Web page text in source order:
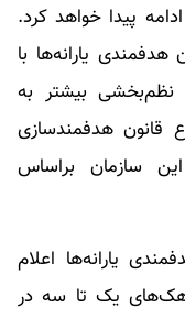
۱۷ اردیبهشت ادامه پیدا خواهد کرد.
یارانه‌ها با
نظم‌بخشی بیشتر به
قانون هدفمندسازی
سازمان براساس
یارانه‌ها اعلام
دهک‌های یک تا سه در